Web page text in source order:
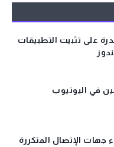
على تثبيت التطبيقات
في اليوتيوب
الإتصال المتكررة